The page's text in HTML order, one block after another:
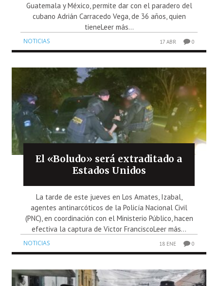
Guatemala y México, permite dar con el paradero del
cubano Adrián Carracedo Vega, de 36 años, quien
tieneLeer más...
NOTICIAS 17 ABR 0
El «Boludo» será extraditado a
Estados Unidos
La tarde de este jueves en Los Amates, Izabal,
agentes antinarcóticos de la Policía Nacional Civil
(PNC), en coordinación con el Ministerio Público, hacen
efectiva la captura de Victor FranciscoLeer más...
NOTICIAS 18 ENE 0